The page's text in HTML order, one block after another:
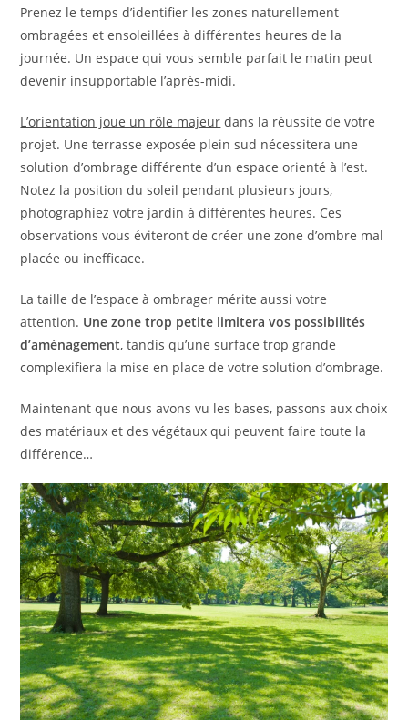
Prenez le temps d’identifier les zones naturellement
ombragées et ensoleillées à différentes heures de la
journée. Un espace qui vous semble parfait le matin peut
devenir insupportable l’après-midi.
L’orientation joue un rôle majeur dans la réussite de votre
projet. Une terrasse exposée plein sud nécessitera une
solution d’ombrage différente d’un espace orienté à l’est.
Notez la position du soleil pendant plusieurs jours,
photographiez votre jardin à différentes heures. Ces
observations vous éviteront de créer une zone d’ombre mal
placée ou inefficace.
La taille de l’espace à ombrager mérite aussi votre
attention. Une zone trop petite limitera vos possibilités
d’aménagement, tandis qu’une surface trop grande
complexifiera la mise en place de votre solution d’ombrage.
Maintenant que nous avons vu les bases, passons aux choix
des matériaux et des végétaux qui peuvent faire toute la
différence…